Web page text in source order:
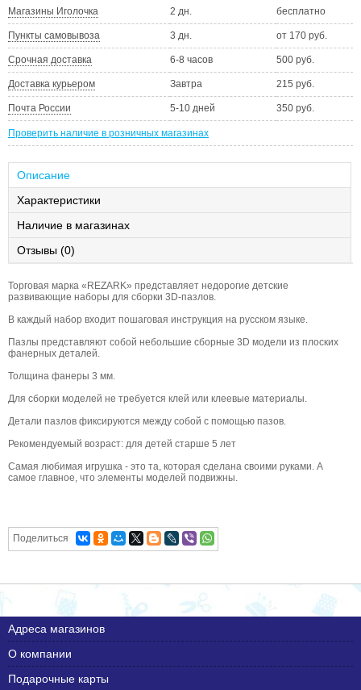
Магазины Иголочка 2 дн. бесплатно
Пункты самовывоза 3 дн. от 170 руб.
Срочная доставка 6-8 часов 500 руб.
Доставка курьером Завтра 215 руб.
Почта России 5-10 дней 350 руб.
Проверить наличие в розничных магазинах
Описание
Характеристики
Наличие в магазинах
Отзывы (0)
Торговая марка «REZARK» представляет недорогие детские
развивающие наборы для сборки 3D-пазлов.
В каждый набор входит пошаговая инструкция на русском языке.
Пазлы представляют собой небольшие сборные 3D модели из плоских
фанерных деталей.
Толщина фанеры 3 мм.
Для сборки моделей не требуется клей или клеевые материалы.
Детали пазлов фиксируются между собой с помощью пазов.
Рекомендуемый возраст: для детей старше 5 лет
Самая любимая игрушка - это та, которая сделана своими руками. А
самое главное, что элементы моделей подвижны.
Поделиться
Адреса магазинов
О компании
Подарочные карты